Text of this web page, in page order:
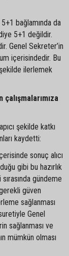
bağlamında da
5+1 değildir.
Genel Sekreter’in
içerisindedir. Bu
ilerlemek
şekilde katkı
kaydetti:
sonuç alıcı
gibi bu hazırlık
gündeme
güven
sağlanması
Genel
sağlanması ve
mümkün olması